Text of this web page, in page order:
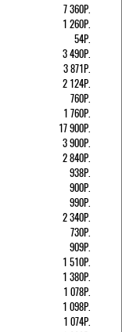
7 360Р.
1 260Р.
54Р.
3 490Р.
3 871Р.
2 124Р.
760Р.
1 760Р.
17 900Р.
3 900Р.
2 840Р.
938Р.
900Р.
990Р.
2 340Р.
730Р.
909Р.
1 510Р.
1 380Р.
1 078Р.
1 098Р.
1 074Р.